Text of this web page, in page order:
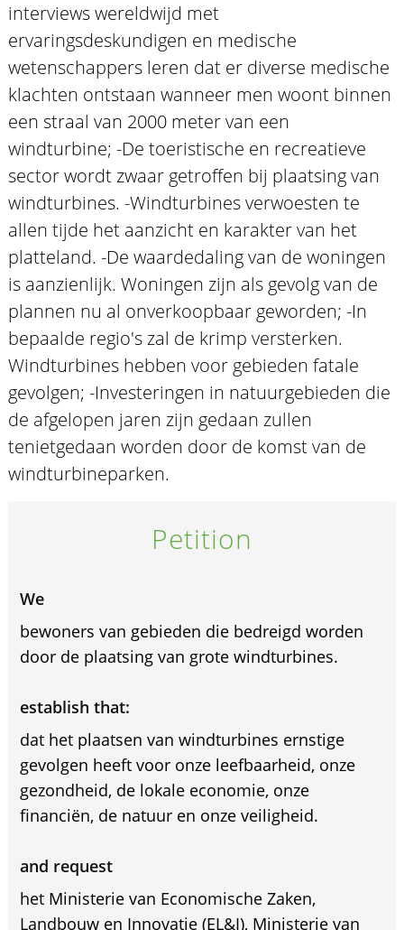
interviews wereldwijd met
ervaringsdeskundigen en medische
wetenschappers leren dat er diverse medische
klachten ontstaan wanneer men woont binnen
een straal van 2000 meter van een
windturbine; -De toeristische en recreatieve
sector wordt zwaar getroffen bij plaatsing van
windturbines. -Windturbines verwoesten te
allen tijde het aanzicht en karakter van het
platteland. -De waardedaling van de woningen
is aanzienlijk. Woningen zijn als gevolg van de
plannen nu al onverkoopbaar geworden; -In
bepaalde regio's zal de krimp versterken.
Windturbines hebben voor gebieden fatale
gevolgen; -Investeringen in natuurgebieden die
de afgelopen jaren zijn gedaan zullen
tenietgedaan worden door de komst van de
windturbineparken.
Petition
We
bewoners van gebieden die bedreigd worden
door de plaatsing van grote windturbines.
establish that:
dat het plaatsen van windturbines ernstige
gevolgen heeft voor onze leefbaarheid, onze
gezondheid, de lokale economie, onze
financiën, de natuur en onze veiligheid.
and request
het Ministerie van Economische Zaken,
Landbouw en Innovatie (EL&I), Ministerie van